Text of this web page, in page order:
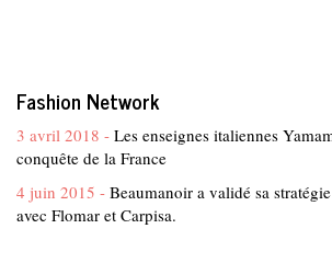
Fashion Network
3 avril 2018 - Les enseignes italiennes
conquête de la France
4 juin 2015 - Beaumanoir a validé sa
avec Flomar et Carpisa.